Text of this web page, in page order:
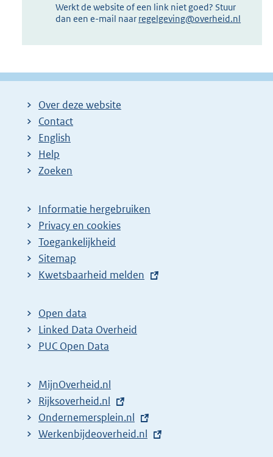
Werkt de website of een link niet goed? Stuur
dan een e-mail naar regelgeving@overheid.nl
Over deze website
Contact
English
Help
Zoeken
Informatie hergebruiken
Privacy en cookies
Toegankelijkheid
Sitemap
E
t
e
r
l
i
n
k
Kwetsbaarheid melden
Open data
Linked Data Overheid
PUC Open Data
MijnOverheid.nl
E
x
t
Rijksoverheid.nl
E
x
Ondernemersplein.nl
E
Werkenbijdeoverheid.nl